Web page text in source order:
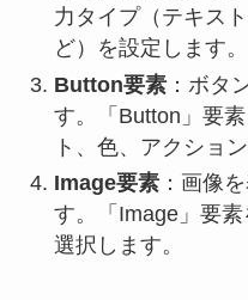
力タイプ（テキス
ど）を設定します。
Button要素：ボタ
す。「Button」要
ト、色、アクショ
Image要素：画像
す。「Image」要
選択します。